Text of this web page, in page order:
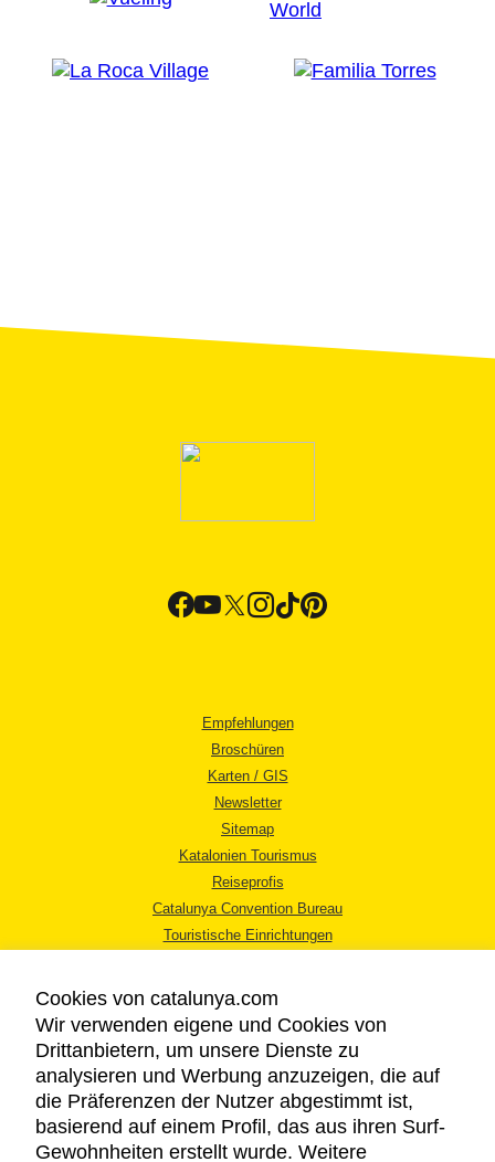
Empfehlungen
Broschüren
Karten / GIS
Newsletter
Sitemap
Katalonien Tourismus
Reiseprofis
Catalunya Convention Bureau
Touristische Einrichtungen
RECHTLICHER HINWEIS
DATENSCHUTZICHTLINIE
Cookies von catalunya.com
Wir verwenden eigene und Cookies von
Drittanbietern, um unsere Dienste zu
analysieren und Werbung anzuzeigen, die auf
die Präferenzen der Nutzer abgestimmt ist,
basierend auf einem Profil, das aus ihren Surf-
Gewohnheiten erstellt wurde. Weitere